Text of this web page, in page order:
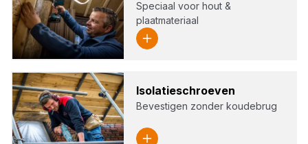
Speciaal voor hout &
plaatmateriaal
Iso­la­tie­schroe­ven
Bevestigen zonder koudebrug